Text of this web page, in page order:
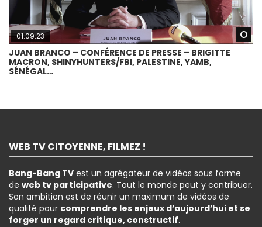
01:09:23
JUAN BRANCO – CONFÉRENCE DE PRESSE – BRIGITTE
MACRON, SHINYHUNTERS/FBI, PALESTINE, YAMB,
SÉNÉGAL…
WEB TV CITOYENNE, FILMEZ !
Bang-Bang TV est un agrégateur de vidéos sous forme
de web tv participative. Tout le monde peut y contribuer.
Son ambition est de réunir un maximum de vidéos de
qualité pour comprendre les enjeux d’aujourd’hui et se
forger un regard critique, constructif.